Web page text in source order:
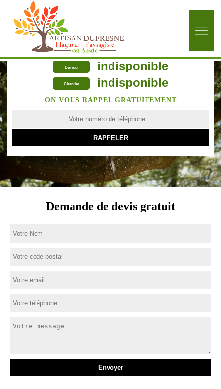
Bureau indisponible
Chantier indisponible
ON VOUS RAPPEL GRATUITEMENT
Demande de devis gratuit